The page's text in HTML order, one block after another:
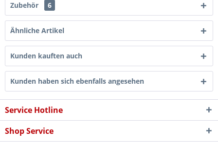
Zubehör 6
Ähnliche Artikel
Kunden kauften auch
Kunden haben sich ebenfalls angesehen
Service Hotline
Shop Service